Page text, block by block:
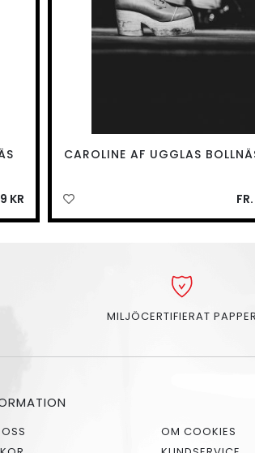
KR
CAROLINE AF UGGLAS
MILJÖCERTIFIERAT PAPPER
OM COOKIES